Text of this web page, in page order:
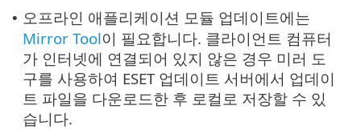
• 오프라인 애플리케이션 모듈 업데이트에는
Mirror Tool이 필요합니다. 클라이언트 컴퓨터
가 인터넷에 연결되어 있지 않은 경우 미러 도
구를 사용하여 ESET 업데이트 서버에서 업데이
트 파일을 다운로드한 후 로컬로 저장할 수 있
습니다.